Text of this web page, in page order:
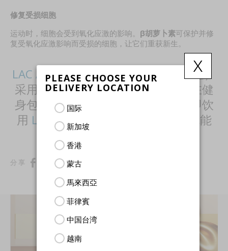
x
PLEASE CHOOSE YOUR
DELIVERY LOCATION
国际
新加坡
香港
蒙古
馬來西亞
菲律賓
中国台湾
越南
修复受损细胞
运动时，细胞会受到氧化应激的影响。 β胡萝卜素可保护并修
复受氧化应激影响而受损的细胞，让它们重获新生。
LAC Activated® 氣Energy（补充能量）
采用方便的棒状包装，可轻松地装在健
身包或运动外套中，随身携带。立即饮
用 LAC Activated® 氣Energy
（补充能
量），获得爆发性能量体验！
分享